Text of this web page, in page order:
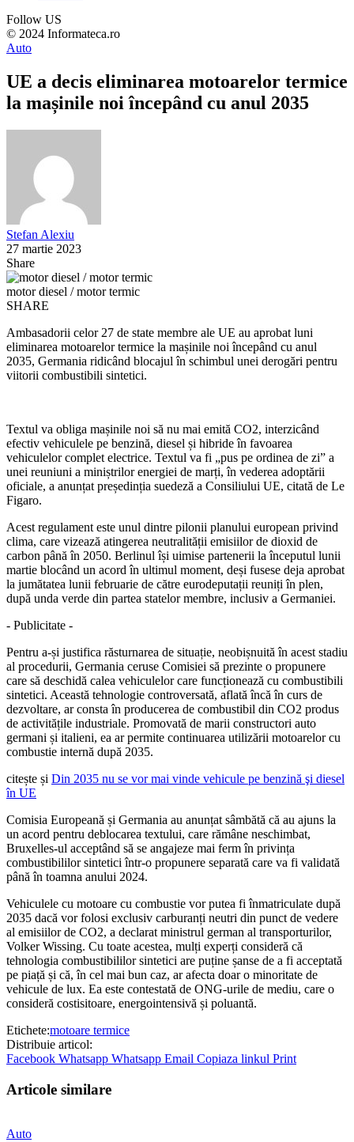
Follow US
© 2024 Informateca.ro
Auto
UE a decis eliminarea motoarelor termice
la mașinile noi începând cu anul 2035
Stefan Alexiu
27 martie 2023
Share
motor diesel / motor termic
SHARE
Ambasadorii celor 27 de state membre ale UE au aprobat luni
eliminarea motoarelor termice la mașinile noi începând cu anul
2035, Germania ridicând blocajul în schimbul unei derogări pentru
viitorii combustibili sintetici.
Textul va obliga mașinile noi să nu mai emită CO2, interzicând
efectiv vehiculele pe benzină, diesel și hibride în favoarea
vehiculelor complet electrice. Textul va fi „pus pe ordinea de zi” a
unei reuniuni a miniștrilor energiei de marți, în vederea adoptării
oficiale, a anunțat președinția suedeză a Consiliului UE, citată de Le
Figaro.
Acest regulament este unul dintre pilonii planului european privind
clima, care vizează atingerea neutralității emisiilor de dioxid de
carbon până în 2050. Berlinul își uimise partenerii la începutul lunii
martie blocând un acord în ultimul moment, deși fusese deja aprobat
la jumătatea lunii februarie de către eurodeputații reuniți în plen,
după unda verde din partea statelor membre, inclusiv a Germaniei.
- Publicitate -
Pentru a-și justifica răsturnarea de situație, neobișnuită în acest stadiu
al procedurii, Germania ceruse Comisiei să prezinte o propunere
care să deschidă calea vehiculelor care funcționează cu combustibili
sintetici. Această tehnologie controversată, aflată încă în curs de
dezvoltare, ar consta în producerea de combustibil din CO2 produs
de activitățile industriale. Promovată de marii constructori auto
germani și italieni, ea ar permite continuarea utilizării motoarelor cu
combustie internă după 2035.
citește și Din 2035 nu se vor mai vinde vehicule pe benzină şi diesel
în UE
Comisia Europeană și Germania au anunțat sâmbătă că au ajuns la
un acord pentru deblocarea textului, care rămâne neschimbat,
Bruxelles-ul acceptând să se angajeze mai ferm în privința
combustibililor sintetici într-o propunere separată care va fi validată
până în toamna anului 2024.
Vehiculele cu motoare cu combustie vor putea fi înmatriculate după
2035 dacă vor folosi exclusiv carburanți neutri din punct de vedere
al emisiilor de CO2, a declarat ministrul german al transporturilor,
Volker Wissing. Cu toate acestea, mulți experți consideră că
tehnologia combustibililor sintetici are puține șanse de a fi acceptată
pe piață și că, în cel mai bun caz, ar afecta doar o minoritate de
vehicule de lux. Ea este contestată de ONG-urile de mediu, care o
consideră costisitoare, energointensivă și poluantă.
Etichete:motoare termice
Distribuie articol:
Facebook Whatsapp Whatsapp Email Copiaza linkul Print
Articole similare
Auto